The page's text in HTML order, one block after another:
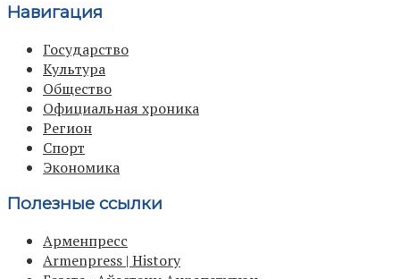
Навигация
Государство
Культура
Общество
Официальная хроника
Регион
Спорт
Экономика
Полезные ссылки
Арменпресс
Armenpress | History